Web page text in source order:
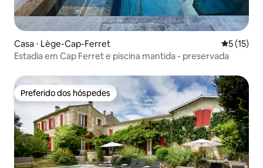
Casa ⋅ Lège-Cap-Ferret 5 de uma
5 (15)
Estadia em Cap Ferret e piscina mantida - preservada
Preferido dos hóspedes
Preferido dos hóspedes